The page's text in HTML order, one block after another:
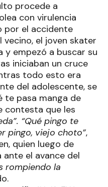
procede a
con virulencia
por el accidente
el joven skater
y empezó a buscar su
iniciaban un cruce
todo esto era
del adolescente, se
te pasa manga de
contesta que les
“Qué pingo te
pingo, viejo choto”,
quien luego de
el avance del
rompiendo la